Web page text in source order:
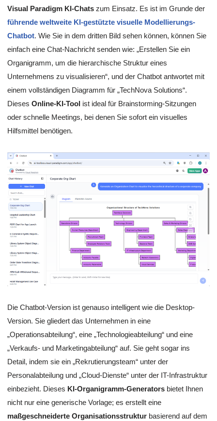
Visual Paradigm KI-Chats zum Einsatz. Es ist im Grunde der
führende weltweite KI-gestützte visuelle Modellierungs-
Chatbot. Wie Sie in dem dritten Bild sehen können, können Sie
einfach eine Chat-Nachricht senden wie: „Erstellen Sie ein
Organigramm, um die hierarchische Struktur eines
Unternehmens zu visualisieren“, und der Chatbot antwortet mit
einem vollständigen Diagramm für „TechNova Solutions“.
Dieses Online-KI-Tool ist ideal für Brainstorming-Sitzungen
oder schnelle Meetings, bei denen Sie sofort ein visuelles
Hilfsmittel benötigen.
Die Chatbot-Version ist genauso intelligent wie die Desktop-
Version. Sie gliedert das Unternehmen in eine
„Operationsabteilung“, eine „Technologieabteilung“ und eine
„Verkaufs- und Marketingabteilung“ auf. Sie geht sogar ins
Detail, indem sie ein „Rekrutierungsteam“ unter der
Personalabteilung und „Cloud-Dienste“ unter der IT-Infrastruktur
einbezieht. Dieses KI-Organigramm-Generators bietet Ihnen
nicht nur eine generische Vorlage; es erstellt eine
maßgeschneiderte Organisationsstruktur basierend auf dem